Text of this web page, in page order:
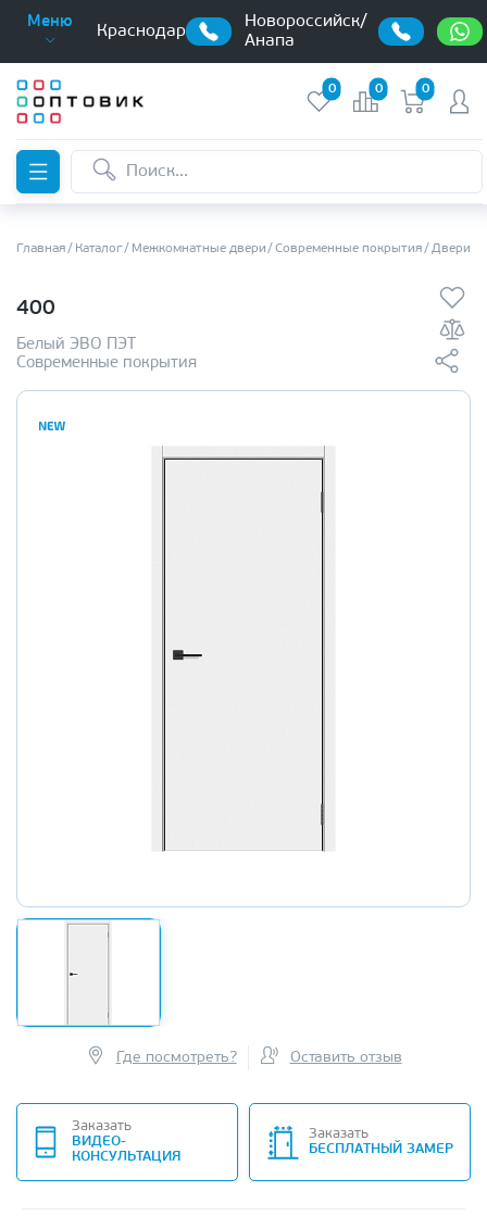
Меню
Краснодар
Новороссийск/
Анапа
0 0 0
Главная Каталог Межкомнатные двери Современные покрытия Двери в
400
Белый ЭВО ПЭТ
Современные покрытия
Где посмотреть? Оставить отзыв
Заказать
ВИДЕО-
КОНСУЛЬТАЦИЯ
Заказать
БЕСПЛАТНЫЙ ЗАМЕР